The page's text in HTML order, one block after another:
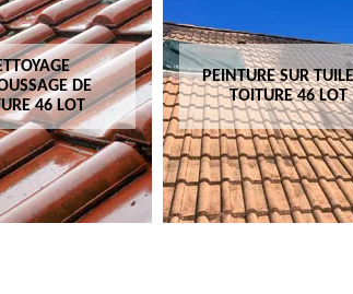
DE
46 LOT
PEINTURE SUR
TOITURE 46 LOT